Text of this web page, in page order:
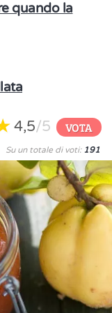
quando la
4,5/5 VOTA
Su un totale di voti: 191